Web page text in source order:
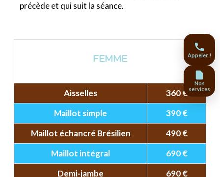
précède et qui suit la séance.
FEMME
Aisselles
360 €
Maillot simple
390 €
Maillot échancré Brésilien
490 €
Maillot intégral
690 €
Demi-jambe
690 €
Appeler !
Nos
services